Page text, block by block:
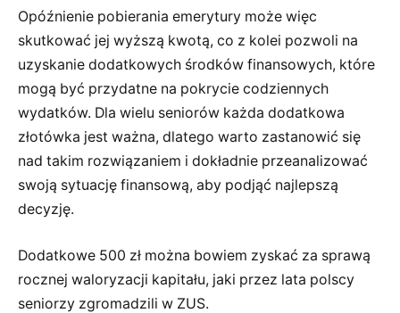
Opóźnienie pobierania emerytury może więc
skutkować jej wyższą kwotą, co z kolei pozwoli na
uzyskanie dodatkowych środków finansowych, które
mogą być przydatne na pokrycie codziennych
wydatków. Dla wielu seniorów każda dodatkowa
złotówka jest ważna, dlatego warto zastanowić się
nad takim rozwiązaniem i dokładnie przeanalizować
swoją sytuację finansową, aby podjąć najlepszą
decyzję.
Dodatkowe 500 zł można bowiem zyskać za sprawą
rocznej waloryzacji kapitału, jaki przez lata polscy
seniorzy zgromadzili w ZUS.